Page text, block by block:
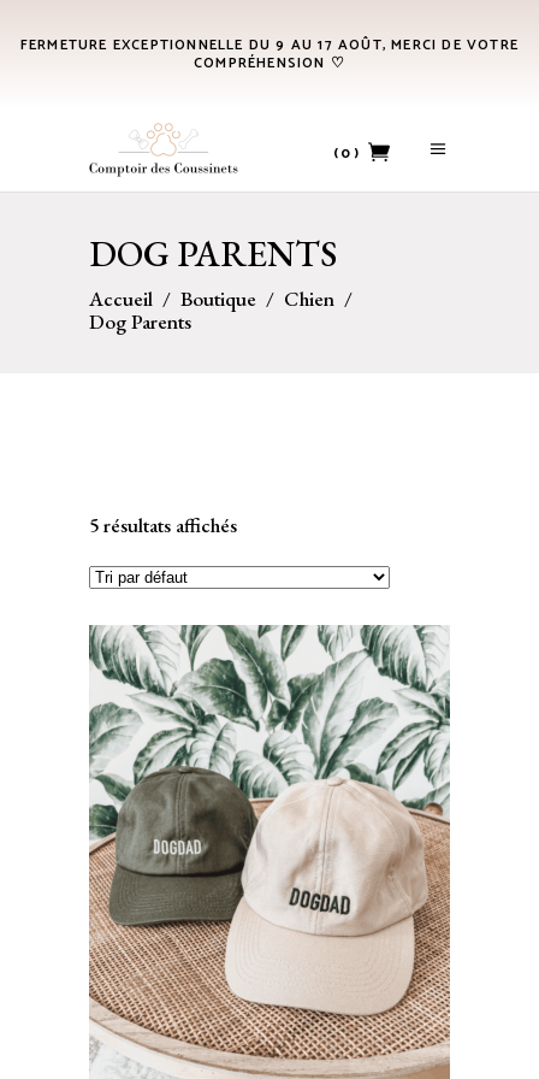
FERMETURE EXCEPTIONNELLE DU 9 AU 17 AOÛT, MERCI DE VOTRE
COMPRÉHENSION ♡
(0)
No products in the cart.
DOG PARENTS
Accueil / Boutique / Chien /
Dog Parents
5 résultats affichés